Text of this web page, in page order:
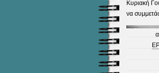
Κυριακή
να